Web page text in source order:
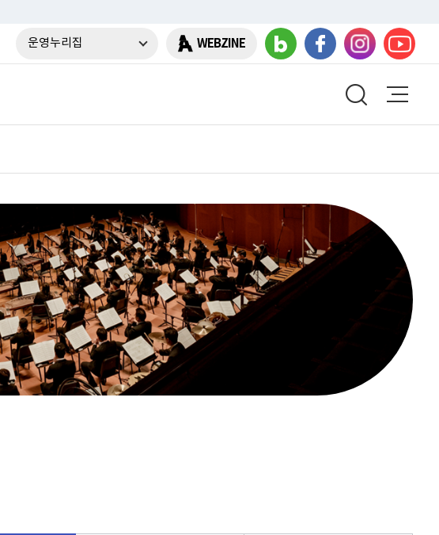
운영누리집 WEBZINE